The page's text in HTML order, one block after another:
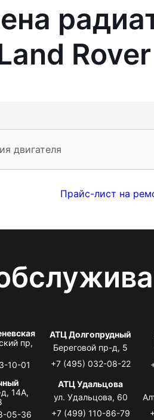
двигателя
Прайс-лист на
пр,
10-01
АТЦ Долгопрудный
Береговой пр-д, 5
+7 (495) 032-08-22
14А,
05-36
АТЦ Удальцова
ул. Удальцова, 60
+7 (499) 110-86-79